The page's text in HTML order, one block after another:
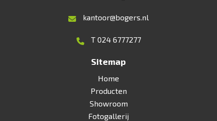
kantoor@bogers.nl
T 024 6777277
Sitemap
Home
Producten
Showroom
Fotogallerij